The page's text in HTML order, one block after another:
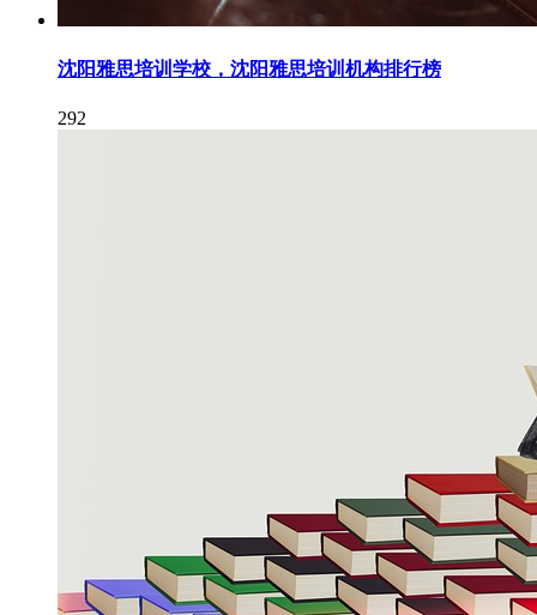
沈阳雅思培训学校，沈阳雅思培训机构排行榜
292